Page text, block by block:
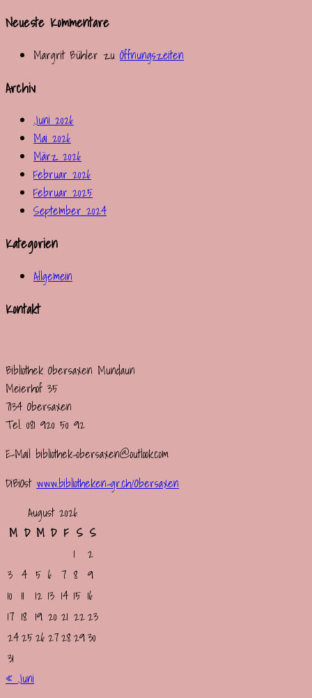
Neueste Kommentare
Margrit Bühler zu Öffnungszeiten
Archiv
Juni 2026
Mai 2026
März 2026
Februar 2026
Februar 2025
September 2024
Kategorien
Allgemein
Kontakt
Bibliothek Obersaxen Mundaun
Meierhof 35
7134 Obersaxen
Tel. 081 920 50 92
E-Mail bibliothek-obersaxen@outlook.com
DiBiOst www.bibliotheken-gr.ch/Obersaxen
August 2026
M D M D F S S
1
2
3 4 5 6 7 8 9
10 11 12 13 14 15 16
17 18 19 20 21 2223
24252627282930
31
« Juni